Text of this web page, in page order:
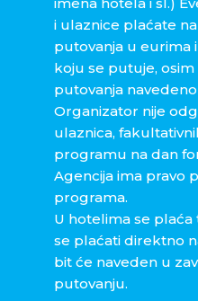
i ulaznice plaćate
putovanja u eurima
koju se putuje,
putovanja
Organizator nije
ulaznica,
programu na dan
Agencija ima pravo
programa.
U hotelima se plaća
se plaćati direktno
bit će naveden u
putovanju.